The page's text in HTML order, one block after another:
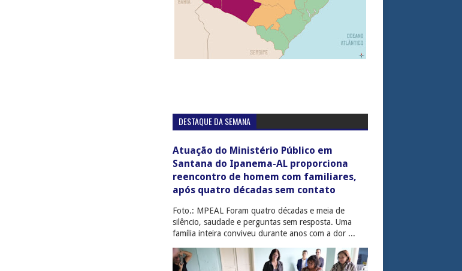
DESTAQUE DA SEMANA
Atuação do Ministério Público em
Santana do Ipanema-AL proporciona
reencontro de homem com familiares,
após quatro décadas sem contato
Foto.: MPEAL Foram quatro décadas e meia de
silêncio, saudade e perguntas sem resposta. Uma
família inteira conviveu durante anos com a dor ...